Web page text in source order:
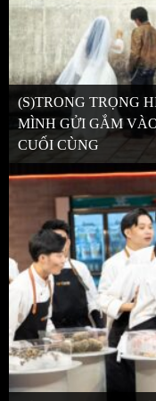
(S)TRONG TRỌNG
MÌNH GỬI GẮM
CUỐI CÙNG